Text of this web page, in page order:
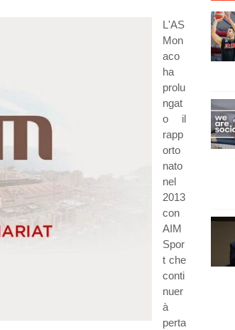
L'AS
Mon
aco
ha
prolu
ngat
o il
rapp
orto
nato
nel
2013
con
AIM
Spor
t che
conti
nuer
à
perta